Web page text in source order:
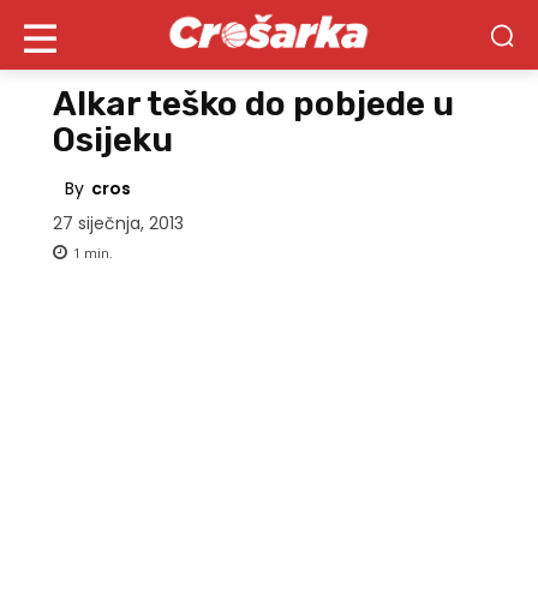
Alkar teško do pobjede u
Osijeku
By cros
27 siječnja, 2013
1 min.